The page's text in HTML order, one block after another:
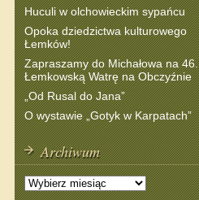
Huculi w olchowieckim sypańcu
Opoka dziedzictwa kulturowego
Łemków!
Zapraszamy do Michałowa na 46.
Łemkowską Watrę na Obczyźnie
„Od Rusal do Jana”
O wystawie „Gotyk w Karpatach”
Archiwum